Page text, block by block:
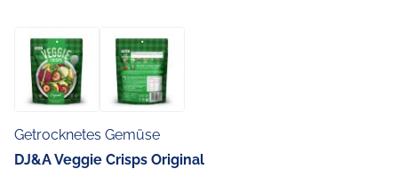
Getrocknetes Gemüse
DJ&A Veggie Crisps Original